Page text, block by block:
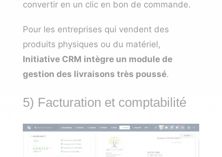
convertir en un clic en bon de commande.
Pour les entreprises qui vendent des
produits physiques ou du matériel,
Initiative CRM intègre un module de
gestion des livraisons très poussé.
5) Facturation et comptabilité